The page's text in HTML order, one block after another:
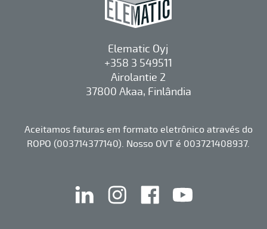
Elematic Oyj
+358 3 549511
Airolantie 2
37800 Akaa, Finlândia
Aceitamos faturas em formato eletrônico através do
ROPO (003714377140). Nosso OVT é 003721408937.
linkedin instagramfacebook